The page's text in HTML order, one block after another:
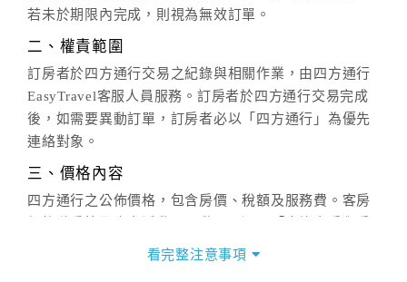
若未於期限內完成，則視為無效訂單。
二、權責範圍
訂房者於四方通行交易之紀錄與相關作業，由四方通行
EasyTravel客服人員服務。訂房者於四方通行交易完成
後，如需要異動訂單，訂房者必以「四方通行」為優先
連絡對象。
三、價格內容
四方通行之公佈價格，包含房價、稅額及服務費。客房
價」之當日價格為標準。
看完整注意事項